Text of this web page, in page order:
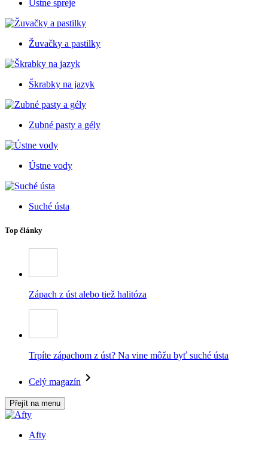
Ústne spreje
Žuvačky a pastilky
Škrabky na jazyk
Zubné pasty a gély
Ústne vody
Suché ústa
Top články
Zápach z úst alebo tiež halitóza
Trpíte zápachom z úst? Na vine môžu byť suché ústa
Celý magazín
Přejít na menu
Afty